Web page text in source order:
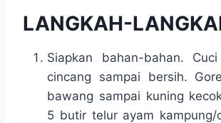
LANGKAH-
Siapkan bahan-bahan.
cincang sampai bersih.
bawang sampai kuning
5 butir telur ayam kampung/